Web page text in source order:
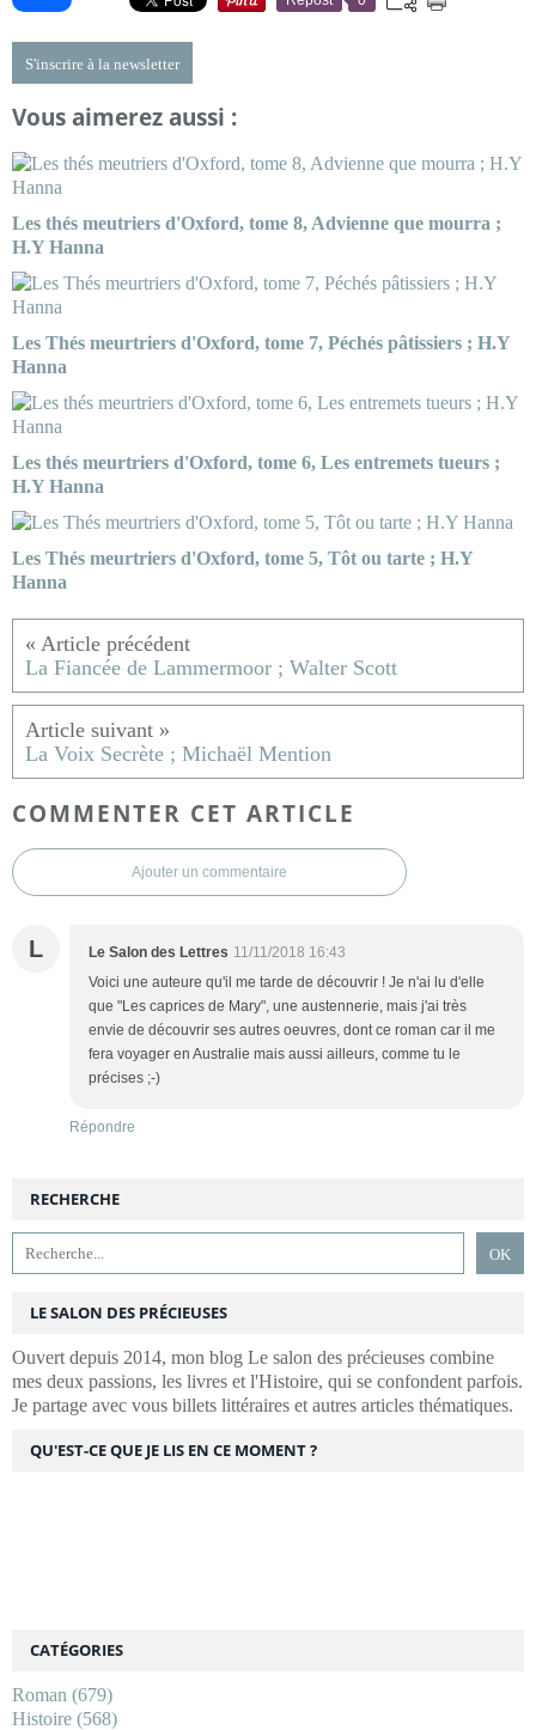
S'inscrire à la newsletter
Vous aimerez aussi :
Les thés meutriers d'Oxford, tome 8, Advienne que mourra ;
H.Y Hanna
Les Thés meurtriers d'Oxford, tome 7, Péchés pâtissiers ; H.Y
Hanna
Les thés meurtriers d'Oxford, tome 6, Les entremets tueurs ;
H.Y Hanna
Les Thés meurtriers d'Oxford, tome 5, Tôt ou tarte ; H.Y
Hanna
La Fiancée de Lammermoor ; Walter Scott
La Voix Secrète ; Michaël Mention
COMMENTER CET ARTICLE
Ajouter un commentaire
L Le Salon des Lettres 11/11/2018 16:43
Voici une auteure qu'il me tarde de découvrir ! Je n'ai lu d'elle
que "Les caprices de Mary", une austennerie, mais j'ai très
envie de découvrir ses autres oeuvres, dont ce roman car il me
fera voyager en Australie mais aussi ailleurs, comme tu le
précises ;-)
Répondre
RECHERCHE
LE SALON DES PRÉCIEUSES
Ouvert depuis 2014, mon blog Le salon des précieuses combine
mes deux passions, les livres et l'Histoire, qui se confondent parfois.
Je partage avec vous billets littéraires et autres articles thématiques.
CATÉGORIES
Roman (679)
Histoire (568)
QU'EST-CE QUE JE LIS EN CE MOMENT ?